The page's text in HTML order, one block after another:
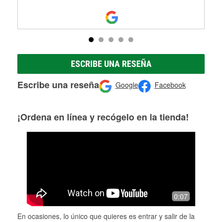
ESCRIBE UNA RESEÑA
Escribe una reseña Google Facebook
¡Ordena en línea y recógelo en la tienda!
0:07
En ocasiones, lo único que quieres es entrar y salir de la